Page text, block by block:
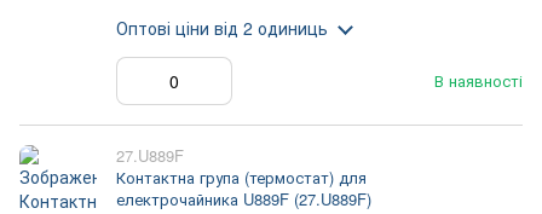
В наявності
Оптові ціни від 2 одиниць
27.U889F
Контактна група (термостат) для
електрочайника U889F (27.U889F)